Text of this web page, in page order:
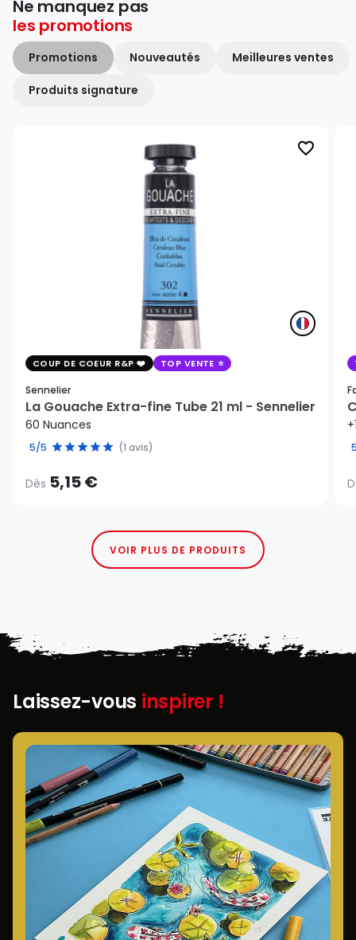
Ne manquez pas
les promotions
Promotions Nouveautés Meilleures ventes
Produits signature
favorite_border
COUP DE COEUR R&P TOP VENTE
Sennelier
La Gouache Extra-fine Tube 21 ml - Sennelier
60 Nuances
5/5 (1 avis)
Dès 5,15 €
VOIR PLUS DE PRODUITS
Laissez-vous inspirer !